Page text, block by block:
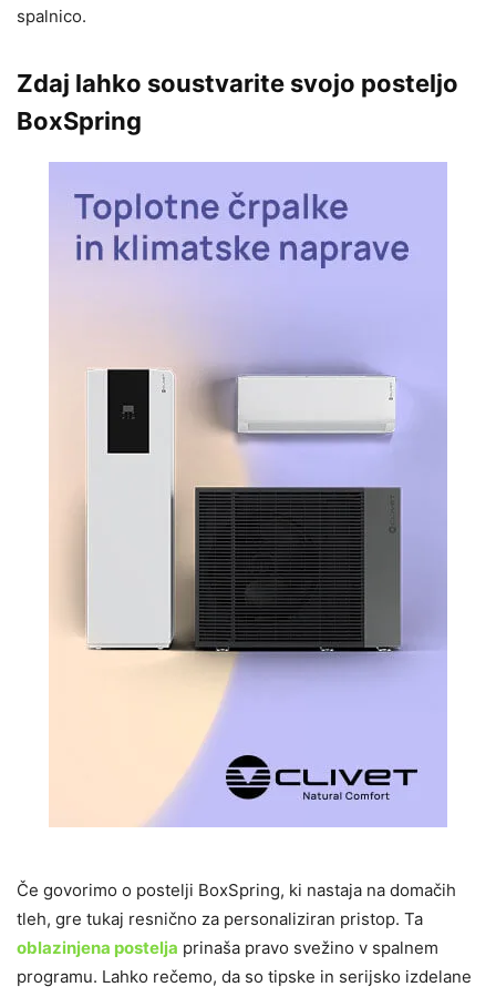
spalnico.
Zdaj lahko soustvarite svojo posteljo
BoxSpring
Če govorimo o postelji BoxSpring, ki nastaja na domačih
tleh, gre tukaj resnično za personaliziran pristop. Ta
oblazinjena postelja prinaša pravo svežino v spalnem
programu. Lahko rečemo, da so tipske in serijsko izdelane